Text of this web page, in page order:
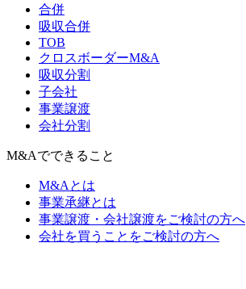
合併
吸収合併
TOB
クロスボーダーM&A
吸収分割
子会社
事業譲渡
会社分割
M&Aでできること
M&Aとは
事業承継とは
事業譲渡・会社譲渡をご検討の方へ
会社を買うことをご検討の方へ